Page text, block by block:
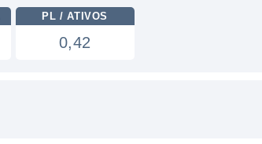
PL / ATIVOS
0,42